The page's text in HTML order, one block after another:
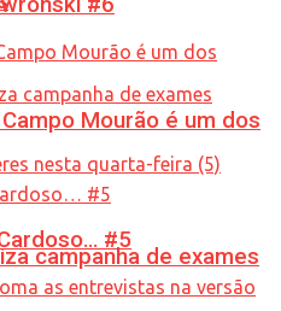
campanha de exames
Mourão é um dos
#5